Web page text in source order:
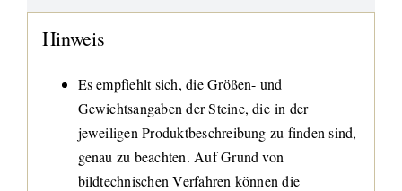
Hinweis
Es empfiehlt sich, die Größen- und
Gewichtsangaben der Steine, die in der
jeweiligen Produktbeschreibung zu finden sind,
genau zu beachten. Auf Grund von
bildtechnischen Verfahren können die